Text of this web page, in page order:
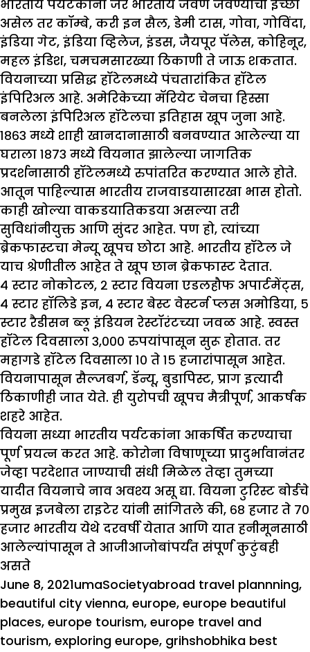
भारतीय पर्यटकांना जर भारतीय जेवण जेवण्याची इच्छा
असेल तर कॉम्बे, करी इन सैल, डेमी टास, गोवा, गोविंदा,
इंडिया गेट, इंडिया व्हिलेज, इंडस, जैयपूर पॅलेस, कोहिनूर,
महल इंडिश, चमचमसारख्या ठिकाणी ते जाऊ शकतात.
वियनाच्या प्रसिद्ध हॉटेलमध्ये पंचतारांकित हॉटेल
इंपिरिअल आहे. अमेरिकेच्या मॅरियेट चेनचा हिस्सा
बनलेला इंपिरिअल हॉटेलचा इतिहास खूप जुना आहे.
१८६३ मध्ये शाही खानदानासाठी बनवण्यात आलेल्या या
घराला १८७३ मध्ये वियनात झालेल्या जागतिक
प्रदर्शनासाठी हॉटेलमध्ये रुपांतरित करण्यात आले होते.
आतून पाहिल्यास भारतीय राजवाडयासारखा भास होतो.
काही खोल्या वाकडयातिकडया असल्या तरी
सुविधांनीयुक्त आणि सुंदर आहेत. पण हो, त्यांच्या
ब्रेकफास्टचा मेन्यू खूपच छोटा आहे. भारतीय हॉटेल जे
याच श्रेणीतील आहेत ते खूप छान ब्रेकफास्ट देतात.
४ स्टार नोकोटल, २ स्टार वियना एडलहौफ अपार्टमेंट्स,
४ स्टार हॉलिडे इन, ४ स्टार बेस्ट वेस्टर्न प्लस अमोडिया, ५
स्टार रैडीसन ब्लू इंडियन रेस्टॉरंटच्या जवळ आहे. स्वस्त
हॉटेल दिवसाला ३,००० रुपयांपासून सुरू होतात. तर
महागडे हॉटेल दिवसाला १० ते १५ हजारांपासून आहेत.
वियनापासून सैल्जबर्ग, डॅन्यू, बुडापिस्ट, प्राग इत्यादी
ठिकाणीही जात येते. ही युरोपची खूपच मैत्रीपूर्ण, आकर्षक
शहरे आहेत.
वियना सध्या भारतीय पर्यटकांना आकर्षित करण्याचा
पूर्ण प्रयत्न करत आहे. कोरोना विषाणूच्या प्रादुर्भावानंतर
जेव्हा परदेशात जाण्याची संधी मिळेल तेव्हा तुमच्या
यादीत वियनाचे नाव अवश्य असू द्या. वियना टुरिस्ट बोर्डचे
प्रमुख इजबेला राइटेर यांनी सांगितले की, ६८ हजार ते ७०
हजार भारतीय येथे दरवर्षी येतात आणि यात हनीमूनसाठी
आलेल्यांपासून ते आजीआजोबांपर्यंत संपूर्ण कुटुंबही
असते
Posted
on
June 8, 2021Author
umaCategories
SocietyTags
abroad travel plannning,
beautiful city vienna, europe, europe beautiful
places, europe tourism, europe travel and
tourism, exploring europe, grihshobhika best